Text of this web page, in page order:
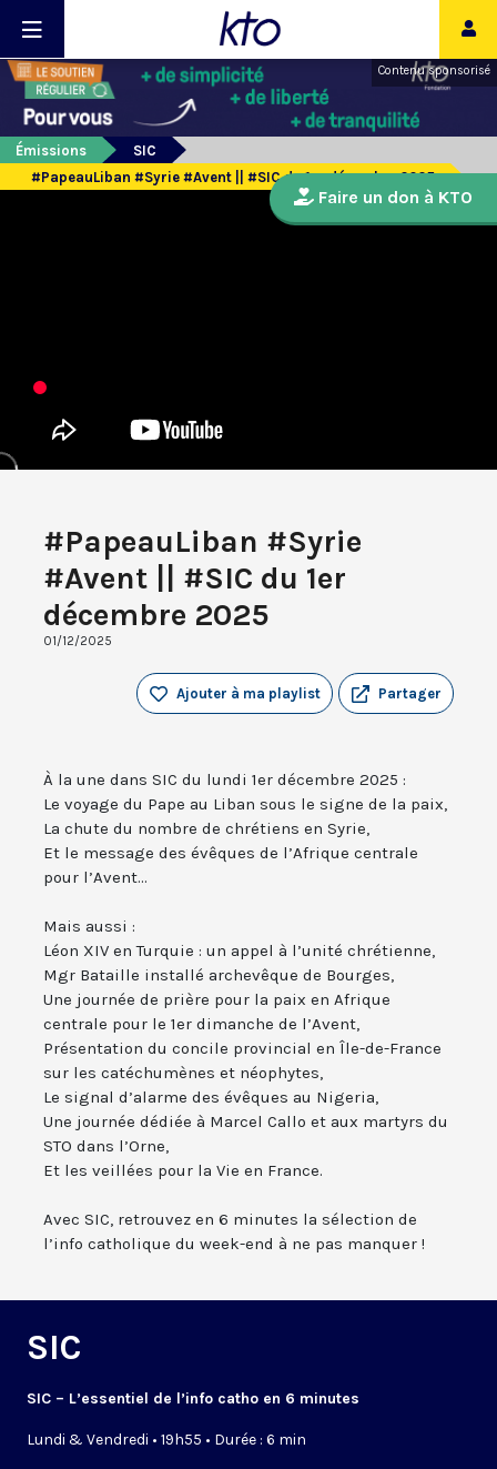
Contenu sponsorisé
Émissions
SIC
#PapeauLiban #Syrie #Avent || #SIC du 1er décembre 2025
#PapeauLiban #Syrie
#Avent || #SIC du 1er
décembre 2025
01/12/2025
Partager
Ajouter à ma playlist
À la une dans SIC du lundi 1er décembre 2025 :
Le voyage du Pape au Liban sous le signe de la paix,
La chute du nombre de chrétiens en Syrie,
Et le message des évêques de l’Afrique centrale
pour l’Avent...
Mais aussi :
Léon XIV en Turquie : un appel à l’unité chrétienne,
Mgr Bataille installé archevêque de Bourges,
Une journée de prière pour la paix en Afrique
centrale pour le 1er dimanche de l’Avent,
Présentation du concile provincial en Île-de-France
sur les catéchumènes et néophytes,
Le signal d’alarme des évêques au Nigeria,
Une journée dédiée à Marcel Callo et aux martyrs du
STO dans l’Orne,
Et les veillées pour la Vie en France.
Avec SIC, retrouvez en 6 minutes la sélection de
l’info catholique du week-end à ne pas manquer !
SIC
SIC – L’essentiel de l’info catho en 6 minutes
Lundi & Vendredi • 19h55 • Durée : 6 min
Faire un don à KTO